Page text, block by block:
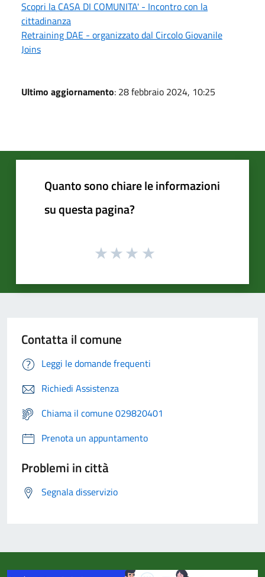
Scopri la CASA DI COMUNITA' - Incontro con la
cittadinanza
Retraining DAE - organizzato dal Circolo Giovanile
Joins
Ultimo aggiornamento: 28 febbraio 2024, 10:25
Quanto sono chiare le informazioni
su questa pagina?
Contatta il comune
Leggi le domande frequenti
Richiedi Assistenza
Chiama il comune 029820401
Prenota un appuntamento
Problemi in città
Segnala disservizio